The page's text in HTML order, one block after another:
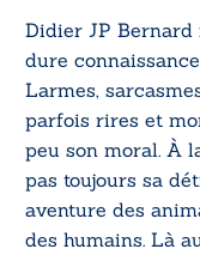
Didier JP Bernard
dure
Larmes,
parfois rires et
peu son moral. À
pas toujours sa
aventure des
des humains. Là